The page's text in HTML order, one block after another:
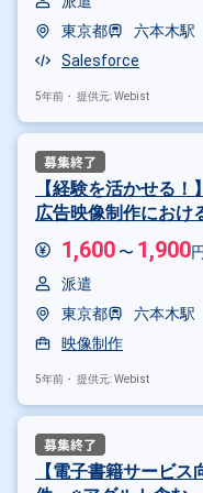
東京都
六本木駅
Salesforce
5年前・ 提供元: Webist
【経験を活かせる！
広告映像制作におけ
本木一丁目駅直結
1,600 〜 1,900
派遣
東京都
六本木駅
映像制作
5年前・ 提供元: Webist
【電子書籍サービ